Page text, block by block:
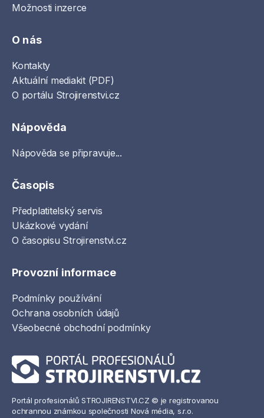
Možnosti inzerce
O nás
Kontakty
Aktuální mediakit (PDF)
O portálu Strojirenstvi.cz
Nápověda
Nápověda se připravuje...
Časopis
Předplatitelský servis
Ukázkové vydání
O časopisu Strojirenstvi.cz
Provozní informace
Podmínky používání
Ochrana osobních údajů
Všeobecné obchodní podmínky
Portál profesionálů STROJIRENSTVI.CZ © je registrovanou
ochrannou známkou společnosti Nová média, s.r.o.